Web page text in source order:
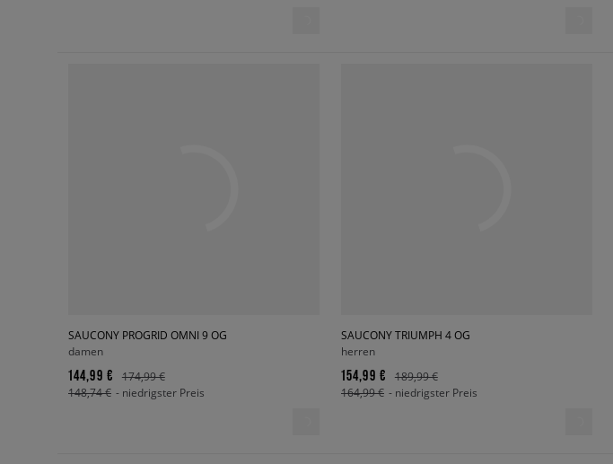
SAUCONY PROGRID OMNI 9 OG
damen
144,99 €
174,99 €
148,74 € - niedrigster Preis
SAUCONY TRIUMPH 4 OG
herren
154,99 €
189,99 €
164,99 € - niedrigster Preis